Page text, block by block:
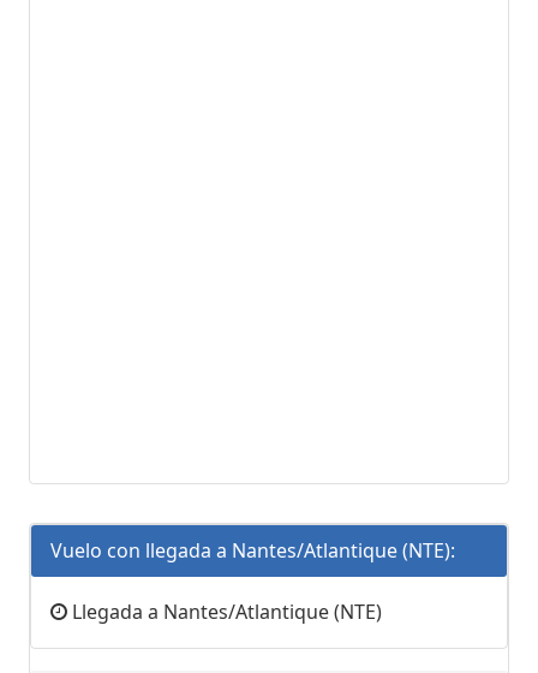
Vuelo con llegada a Nantes/Atlantique (NTE):
Llegada a Nantes/Atlantique (NTE)